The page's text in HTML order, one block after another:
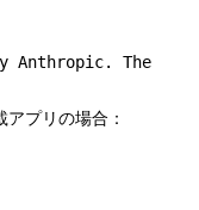
Anthropic. The
プリの場合：